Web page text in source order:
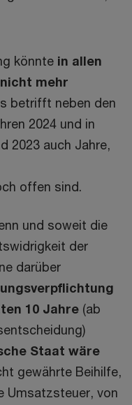
könnte in allen
mehr
betrifft neben den
2024 und in
2023 auch Jahre,
offen sind.
und soweit die
der
darüber
10 Jahre (ab
Staat wäre
gewährte Beihilfe,
Umsatzsteuer, von